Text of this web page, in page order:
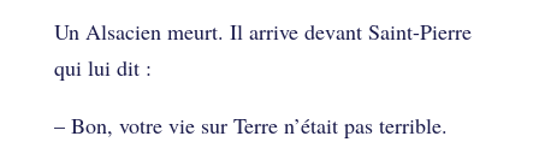
Un Alsacien meurt. Il arrive devant Saint-Pierre
qui lui dit :
– Bon, votre vie sur Terre n’était pas terrible.